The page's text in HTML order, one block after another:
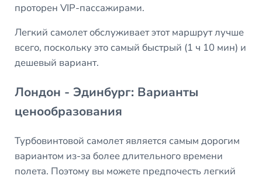
проторен VIP-пассажирами.
Легкий самолет обслуживает этот маршрут лучше
всего, поскольку это самый быстрый (1 ч 10 мин) и
дешевый вариант.
Лондон - Эдинбург: Варианты
ценообразования
Турбовинтовой самолет является самым дорогим
вариантом из-за более длительного времени
полета. Поэтому вы можете предпочесть легкий